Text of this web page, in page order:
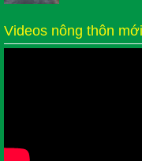
Videos nông thôn mới